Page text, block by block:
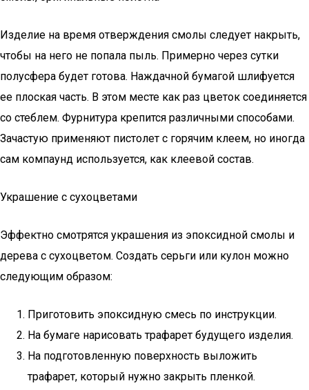
Изделие на время отверждения смолы следует накрыть,
чтобы на него не попала пыль. Примерно через сутки
полусфера будет готова. Наждачной бумагой шлифуется
ее плоская часть. В этом месте как раз цветок соединяется
со стеблем. Фурнитура крепится различными способами.
Зачастую применяют пистолет с горячим клеем, но иногда
сам компаунд используется, как клеевой состав.
Украшение с сухоцветами
Эффектно смотрятся украшения из эпоксидной смолы и
дерева с сухоцветом. Создать серьги или кулон можно
следующим образом:
Приготовить эпоксидную смесь по инструкции.
На бумаге нарисовать трафарет будущего изделия.
На подготовленную поверхность выложить
трафарет, который нужно закрыть пленкой.